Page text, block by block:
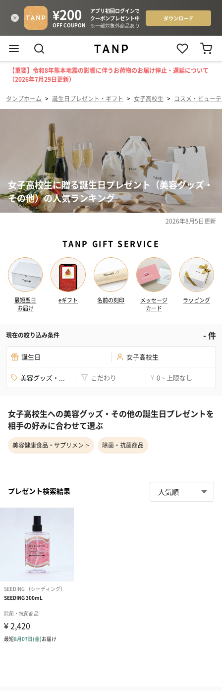
【重要】令和8年熊本地震の影響に伴うお荷物のお届け停止・遅延について
（2026年7月29日更新）
タンプホーム > 誕生日プレゼント・ギフト > 女子高校生 > コスメ・ビュー
女子高校生に贈る誕生日プレゼント（美容グッズ・
その他）の人気ランキング
2026年8月5日更新
TANP GIFT SERVICE
最短翌日
お届け
eギフト 名前の刻印
メッセージ
カード
ラッピング
現在の絞り込み条件 -件
誕生日 女子高校生
美容グッズ・... こだわり ¥ 0 ~ 上限なし
女子高校生への美容グッズ・その他の誕生日プレゼントを
相手の好みに合わせて選ぶ
美容健康食品・サプリメント 除菌・抗菌商品
プレゼント検索結果